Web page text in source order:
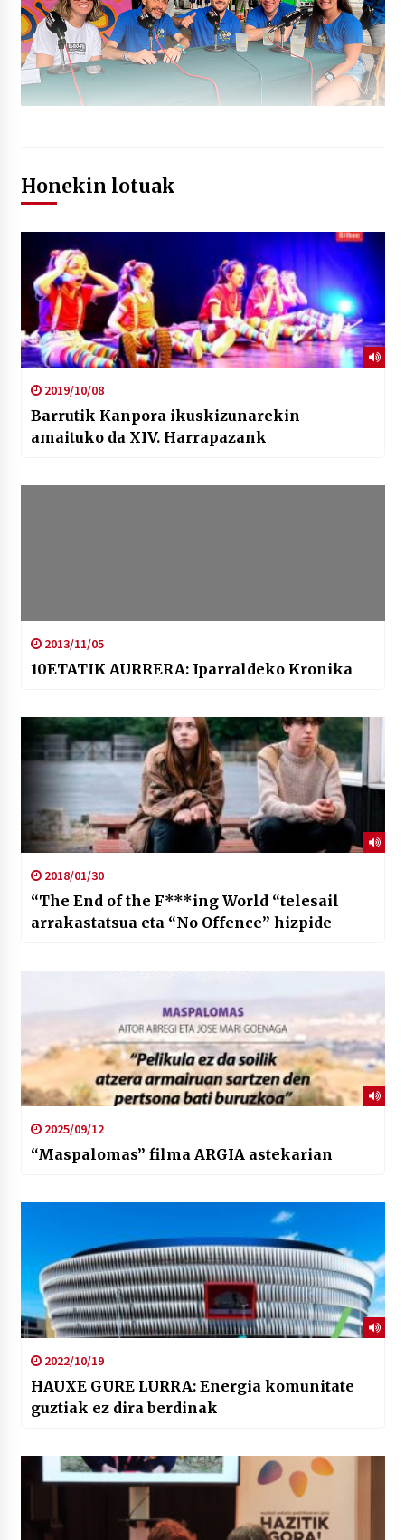
Honekin lotuak
2019/10/08
Barrutik Kanpora ikuskizunarekin
amaituko da XIV. Harrapazank
2013/11/05
10ETATIK AURRERA: Iparraldeko Kronika
2018/01/30
“The End of the F***ing World “telesail
arrakastatsua eta “No Offence” hizpide
2025/09/12
“Maspalomas” filma ARGIA astekarian
2022/10/19
HAUXE GURE LURRA: Energia komunitate
guztiak ez dira berdinak